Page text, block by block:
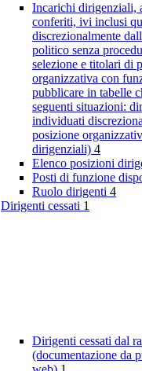
Incarichi dirigenziali,
conferiti, ivi inclusi
discrezionalmente
politico senza
selezione e titolari di
organizzativa con
pubblicare in tabelle
seguenti situazioni:
individuati
posizione
dirigenziali) 4
Elenco posizioni
Posti di funzione
Ruolo dirigenti 4
Dirigenti cessati 1
Dirigenti cessati dal
(documentazione da